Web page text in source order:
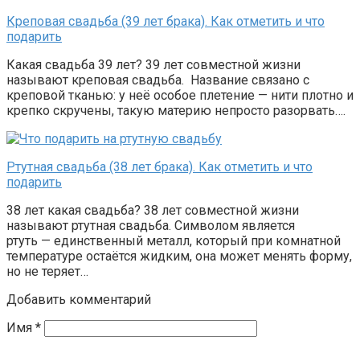
Креповая свадьба (39 лет брака). Как отметить и что
подарить
Какая свадьба 39 лет? 39 лет совместной жизни
называют креповая свадьба. Название связано с
креповой тканью: у неё особое плетение — нити плотно и
крепко скручены, такую материю непросто разорвать….
Ртутная свадьба (38 лет брака). Как отметить и что
подарить
38 лет какая свадьба? 38 лет совместной жизни
называют ртутная свадьба. Символом является
ртуть — единственный металл, который при комнатной
температуре остаётся жидким, она может менять форму,
но не теряет…
Добавить комментарий
Имя *